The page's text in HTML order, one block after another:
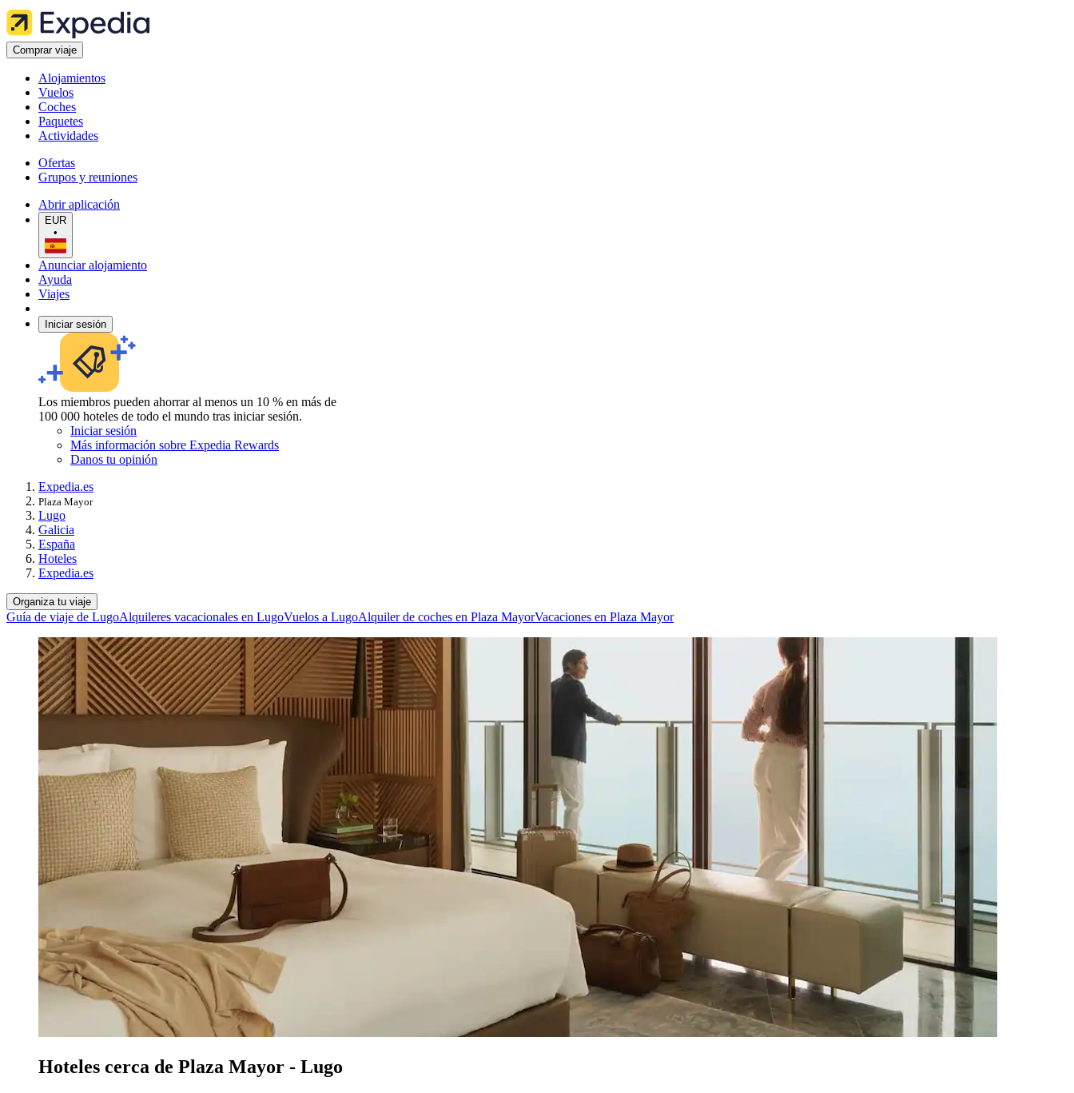
Comprar viaje
Alojamientos
Vuelos
Coches
Paquetes
Actividades
Ofertas
Grupos y reuniones
Abrir aplicación
EUR
•
Anunciar alojamiento
Ayuda
Viajes
Iniciar sesión
Los miembros pueden ahorrar al menos un 10 % en más de
100 000 hoteles de todo el mundo tras iniciar sesión.
Iniciar sesión
Más información sobre Expedia Rewards
Danos tu opinión
Expedia.es
Plaza Mayor
Lugo
Galicia
España
Hoteles
Expedia.es
Organiza tu viaje
Guía de viaje de LugoAlquileres vacacionales en LugoVuelos a LugoAlquiler de coches en Plaza MayorVacaciones en Plaza Mayor
Hoteles cerca de Plaza Mayor - Lugo